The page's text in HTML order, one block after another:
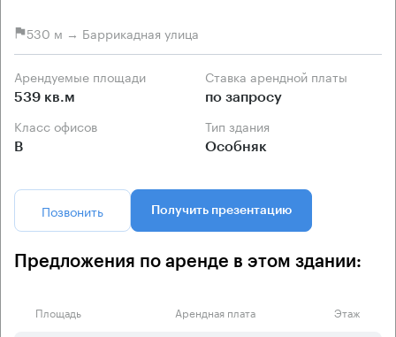
530 м → Баррикадная улица
Арендуемые площади
539 кв.м
Ставка арендной платы
по запросу
Класс офисов
B
Тип здания
Особняк
Позвонить Получить презентацию
Предложения по аренде в этом здании:
Площадь Арендная плата Этаж